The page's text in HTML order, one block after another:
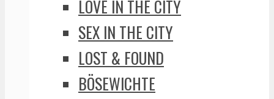
LOVE IN THE CITY
SEX IN THE CITY
LOST & FOUND
BÖSEWICHTE